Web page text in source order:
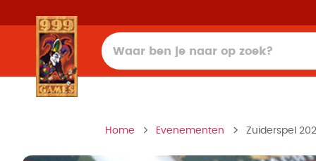
Home Evenementen Zuiderspel